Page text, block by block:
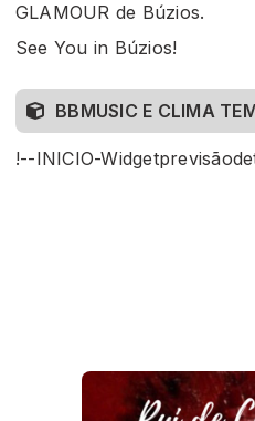
GLAMOUR de Búzios.
See You in Búzios!
BBMUSIC E CLIMA
!--INICIO-